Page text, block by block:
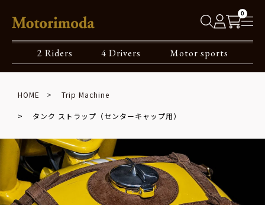
0
2 Riders 4 Drivers Motor sports
HOME Trip Machine
タンク ストラップ（センターキャップ用）